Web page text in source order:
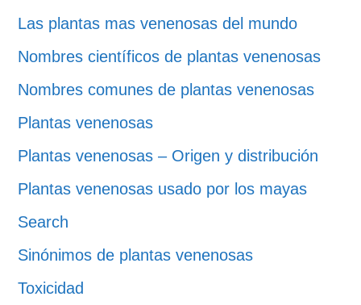
Las plantas mas venenosas del mundo
Nombres científicos de plantas venenosas
Nombres comunes de plantas venenosas
Plantas venenosas
Plantas venenosas – Origen y distribución
Plantas venenosas usado por los mayas
Search
Sinónimos de plantas venenosas
Toxicidad